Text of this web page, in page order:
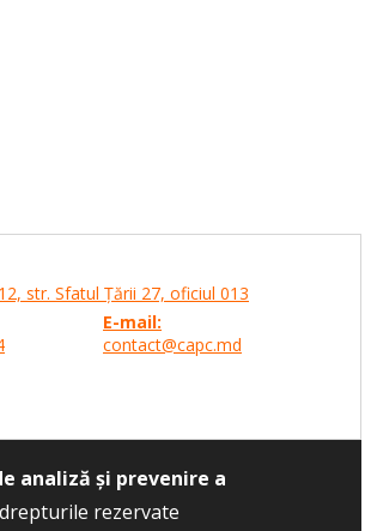
str. Sfatul Ţării 27, oficiul 013
E-mail:
contact@capc.md
analiză și prevenire a
rezervate